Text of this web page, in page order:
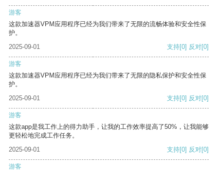
游客
这款加速器VPM应用程序已经为我们带来了无限的流畅体验和安全性保
护。
2025-09-01
支持[0] 反对[0]
游客
这款加速器VPM应用程序已经为我们带来了无限的隐私保护和安全性保
护。
2025-09-01
支持[0] 反对[0]
游客
这款app是我工作上的得力助手，让我的工作效率提高了50%，让我能够
更轻松地完成工作任务。
2025-09-01
支持[0] 反对[0]
游客